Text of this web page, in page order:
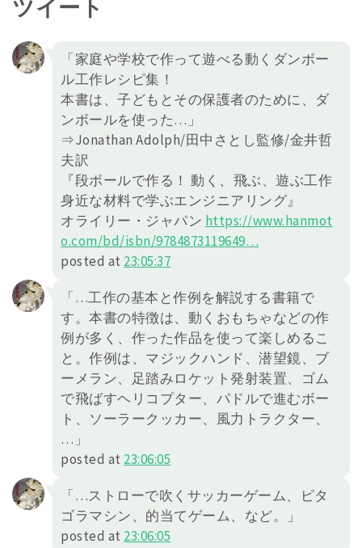
ツイート
「家庭や学校で作って遊べる動くダンボー
ル工作レシピ集！
本書は、子どもとその保護者のために、ダ
ンボールを使った…」
⇒Jonathan Adolph/田中さとし監修/金井哲
夫訳
『段ボールで作る！ 動く、飛ぶ、遊ぶ工作
身近な材料で学ぶエンジニアリング』
オライリー・ジャパン https://www.hanmot
o.com/bd/isbn/9784873119649…
posted at 23:05:37
「…工作の基本と作例を解説する書籍で
す。本書の特徴は、動くおもちゃなどの作
例が多く、作った作品を使って楽しめるこ
と。作例は、マジックハンド、潜望鏡、ブ
ーメラン、足踏みロケット発射装置、ゴム
で飛ばすヘリコプター、パドルで進むボー
ト、ソーラークッカー、風力トラクター、
…」
posted at 23:06:05
「…ストローで吹くサッカーゲーム、ピタ
ゴラマシン、的当てゲーム、など。」
posted at 23:06:05